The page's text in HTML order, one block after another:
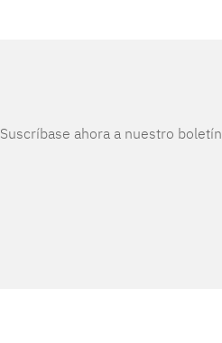
Suscríbase ahora a nuestro